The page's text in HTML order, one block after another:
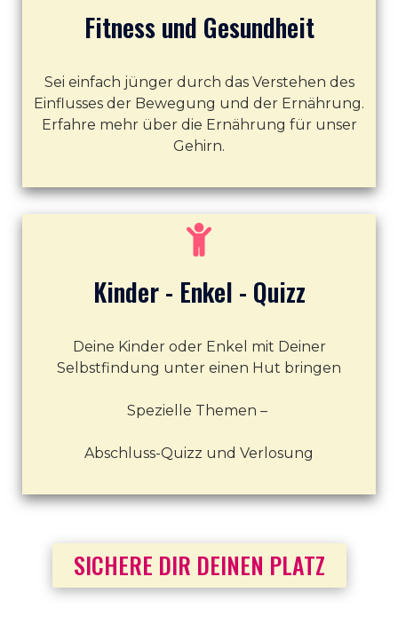
Fitness und Gesundheit
Sei einfach jünger durch das Verstehen des
Einflusses der Bewegung und der Ernährung.
Erfahre mehr über die Ernährung für unser
Gehirn.
Kinder - Enkel - Quizz
Deine Kinder oder Enkel mit Deiner
Selbstfindung unter einen Hut bringen
Spezielle Themen –
Abschluss-Quizz und Verlosung
SICHERE DIR DEINEN PLATZ